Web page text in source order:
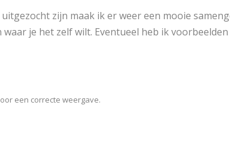
uitgezocht zijn maak ik er weer een mooie
je het zelf wilt. Eventueel heb ik
een correcte weergave.